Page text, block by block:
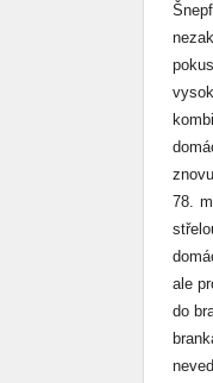
78.
ale
do